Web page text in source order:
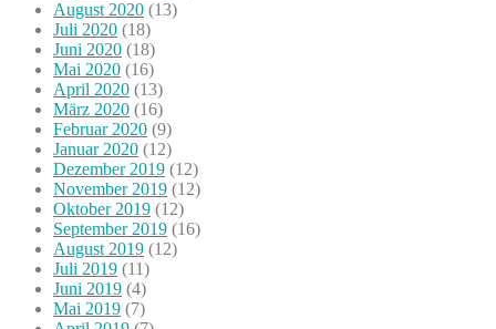
August 2020 (13)
Juli 2020 (18)
Juni 2020 (18)
Mai 2020 (16)
April 2020 (13)
März 2020 (16)
Februar 2020 (9)
Januar 2020 (12)
Dezember 2019 (12)
November 2019 (12)
Oktober 2019 (12)
September 2019 (16)
August 2019 (12)
Juli 2019 (11)
Juni 2019 (4)
Mai 2019 (7)